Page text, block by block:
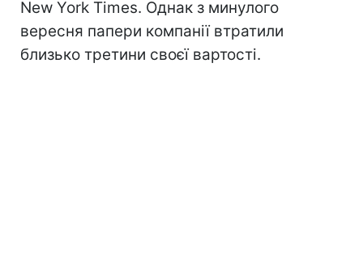
New York Times. Однак з минулого
вересня папери компанії втратили
близько третини своєї вартості.